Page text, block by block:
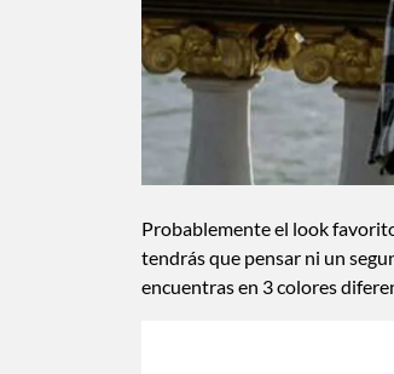
Probablemente el look
tendrás que pensar ni un
encuentras en 3 colores